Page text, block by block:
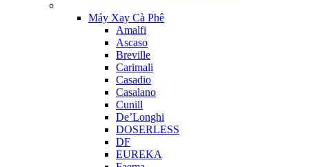
Máy Xay Cà Phê
Amalfi
Ascaso
Breville
Carimali
Casadio
Casalano
Cunill
De’Longhi
DOSERLESS
DF
EUREKA